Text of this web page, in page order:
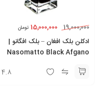
19,000,000
15,000,000 تومان
ادکلن بلک افغان – بلک افگانو |
Nasomatto Black Afgano
4.8